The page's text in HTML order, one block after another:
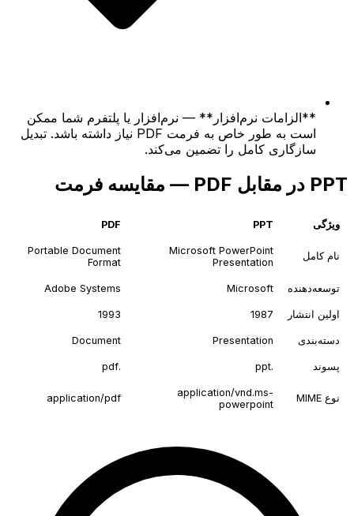
**الزامات نرم‌افزار** — نرم‌افزار یا پلتفرم شما ممکن
است به طور خاص به فرمت PDF نیاز داشته باشد. تبدیل
سازگاری کامل را تضمین می‌کند.
PPT در مقابل PDF — مقایسه فرمت
ویژگی PPT
PDF
نام کامل
Microsoft PowerPoint
Presentation
Portable Document
Format
توسعه‌دهنده Microsoft
Adobe Systems
اولین انتشار 1987
1993
دسته‌بندی Presentation
Document
پسوند .ppt
.pdf
نوع MIME
application/vnd.ms-
powerpoint
application/pdf